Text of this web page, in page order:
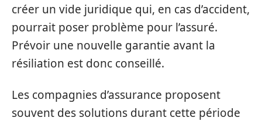
créer un vide juridique qui, en cas d’accident,
pourrait poser problème pour l’assuré.
Prévoir une nouvelle garantie avant la
résiliation est donc conseillé.
Les compagnies d’assurance proposent
souvent des solutions durant cette période